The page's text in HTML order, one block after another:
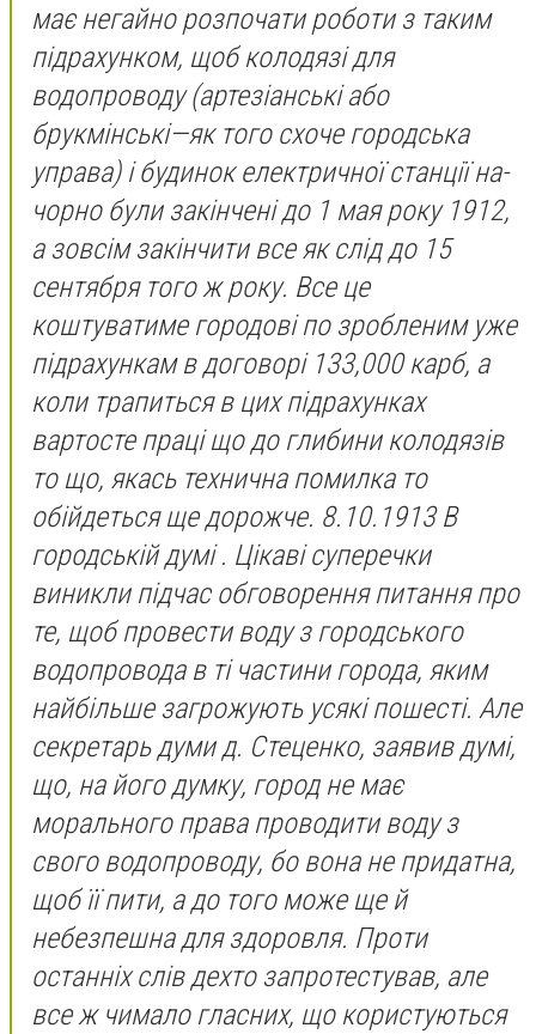
має негайно розпочати роботи з таким
підрахунком, щоб колодязі для
водопроводу (артезіанські або
брукмінські—як того схоче городська
управа) і будинок електричної станції на-
чорно були закінчені до 1 мая року 1912,
а зовсім закінчити все як слід до 15
сентября того ж року. Все це
коштуватиме городові по зробленим уже
підрахункам в договорі 133,000 карб, а
коли трапиться в цих підрахунках
вартосте праці що до глибини колодязів
то що, якась технична помилка то
обійдеться ще дорожче. 8.10.1913 В
городській думі . Цікаві суперечки
виникли підчас обговорення питання про
те, щоб провести воду з городського
водопровода в ті частини города, яким
найбільше загрожують усякі пошесті. Але
секретарь думи д. Стеценко, заявив думі,
що, на його думку, город не має
морального права проводити воду з
свого водопроводу, бо вона не придатна,
щоб її пити, а до того може ще й
небезпешна для здоровля. Проти
останніх слів дехто запротестував, але
все ж чимало гласних, що користуються